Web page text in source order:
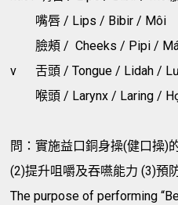
嘴唇 / Lips / Bibir / Môi
臉頰 / Cheeks / Pipi /
v
舌頭 / Tongue / Lidah /
喉頭 / Larynx / Laring /
問：實施益口銅身操(健口操)
(2)提升咀嚼及吞嚥能力 (3)預
The purpose of performing